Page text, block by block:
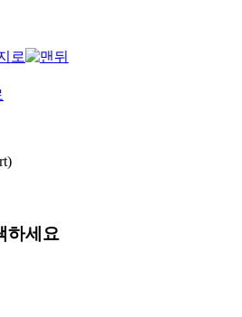
하세요